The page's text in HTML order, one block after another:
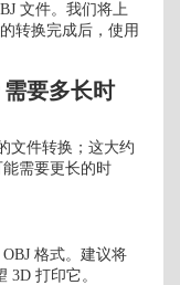
文件。我们将上
转换完成后，使用
要多长时
文件转换；这大约
需要更长的时
格式。建议将
3D 打印它。